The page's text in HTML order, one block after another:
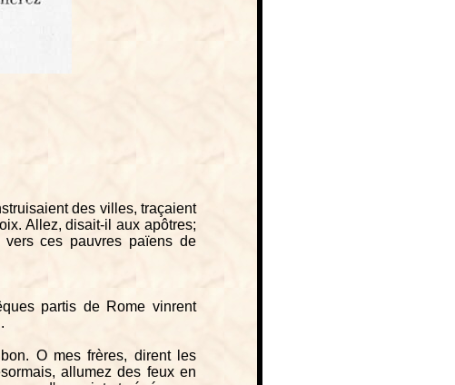
des villes, traçaient
Allez, disait-il aux apôtres;
ces pauvres païens de
partis de Rome vinrent
O mes frères, dirent les
allumez des feux en